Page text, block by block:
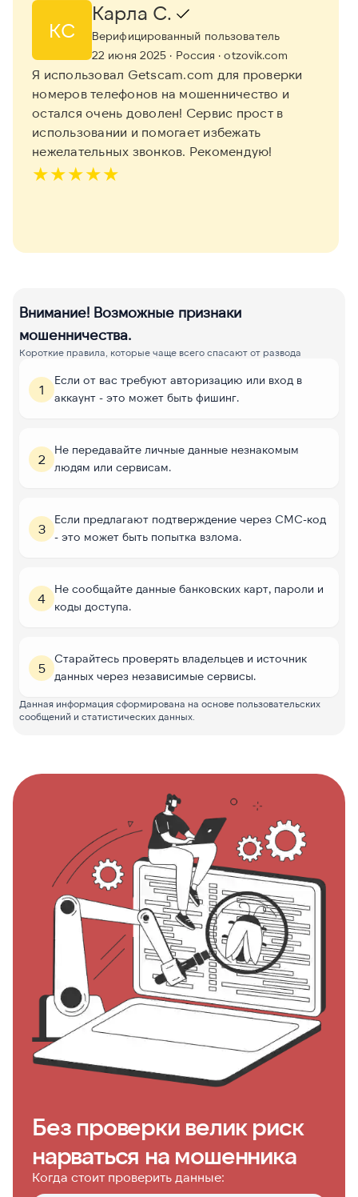
КС
Карла С.
Верифицированный пользователь
22 июня 2025 · Россия · otzovik.com
Я использовал Getscam.com для проверки
номеров телефонов на мошенничество и
остался очень доволен! Сервис прост в
использовании и помогает избежать
нежелательных звонков. Рекомендую!
★★★★★
Внимание! Возможные признаки
мошенничества.
Короткие правила, которые чаще всего спасают от развода
1
Если от вас требуют авторизацию или вход в
аккаунт - это может быть фишинг.
2
Не передавайте личные данные незнакомым
людям или сервисам.
3
Если предлагают подтверждение через СМС-код
- это может быть попытка взлома.
4
Не сообщайте данные банковских карт, пароли и
коды доступа.
5
Старайтесь проверять владельцев и источник
данных через независимые сервисы.
Данная информация сформирована на основе пользовательских
сообщений и статистических данных.
Без проверки велик риск
нарваться на мошенника
Когда стоит проверить данные: